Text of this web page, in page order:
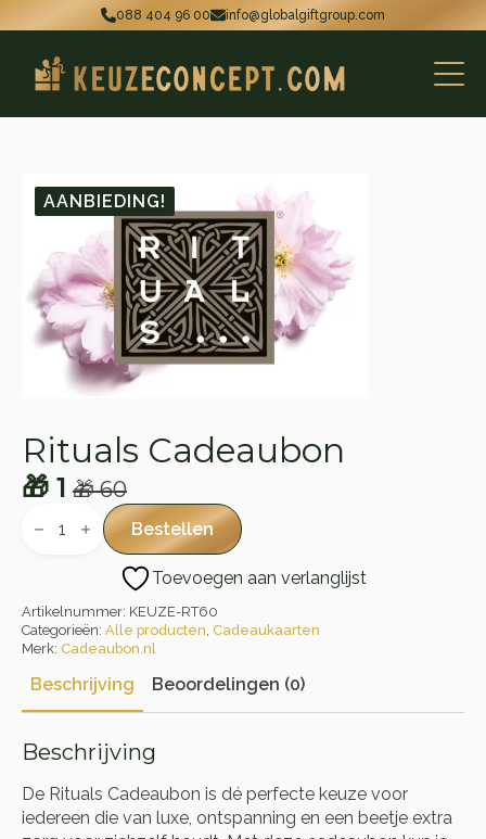
088 404 96 00 info@globalgiftgroup.com
AANBIEDING!
Rituals Cadeaubon
🎁60
Oorspronkelijke
prijs
🎁 60.
🎁 1
Huidige
prijs
🎁 1.
Cadeaubon
Bestellen
Toevoegen aan verlanglijst
Artikelnummer: KEUZE-RT60
Categorieën: Alle producten, Cadeaukaarten
Merk: Cadeaubon.nl
Beschrijving Beoordelingen (0)
Beschrijving
De Rituals Cadeaubon is dé perfecte keuze voor
iedereen die van luxe, ontspanning en een beetje extra